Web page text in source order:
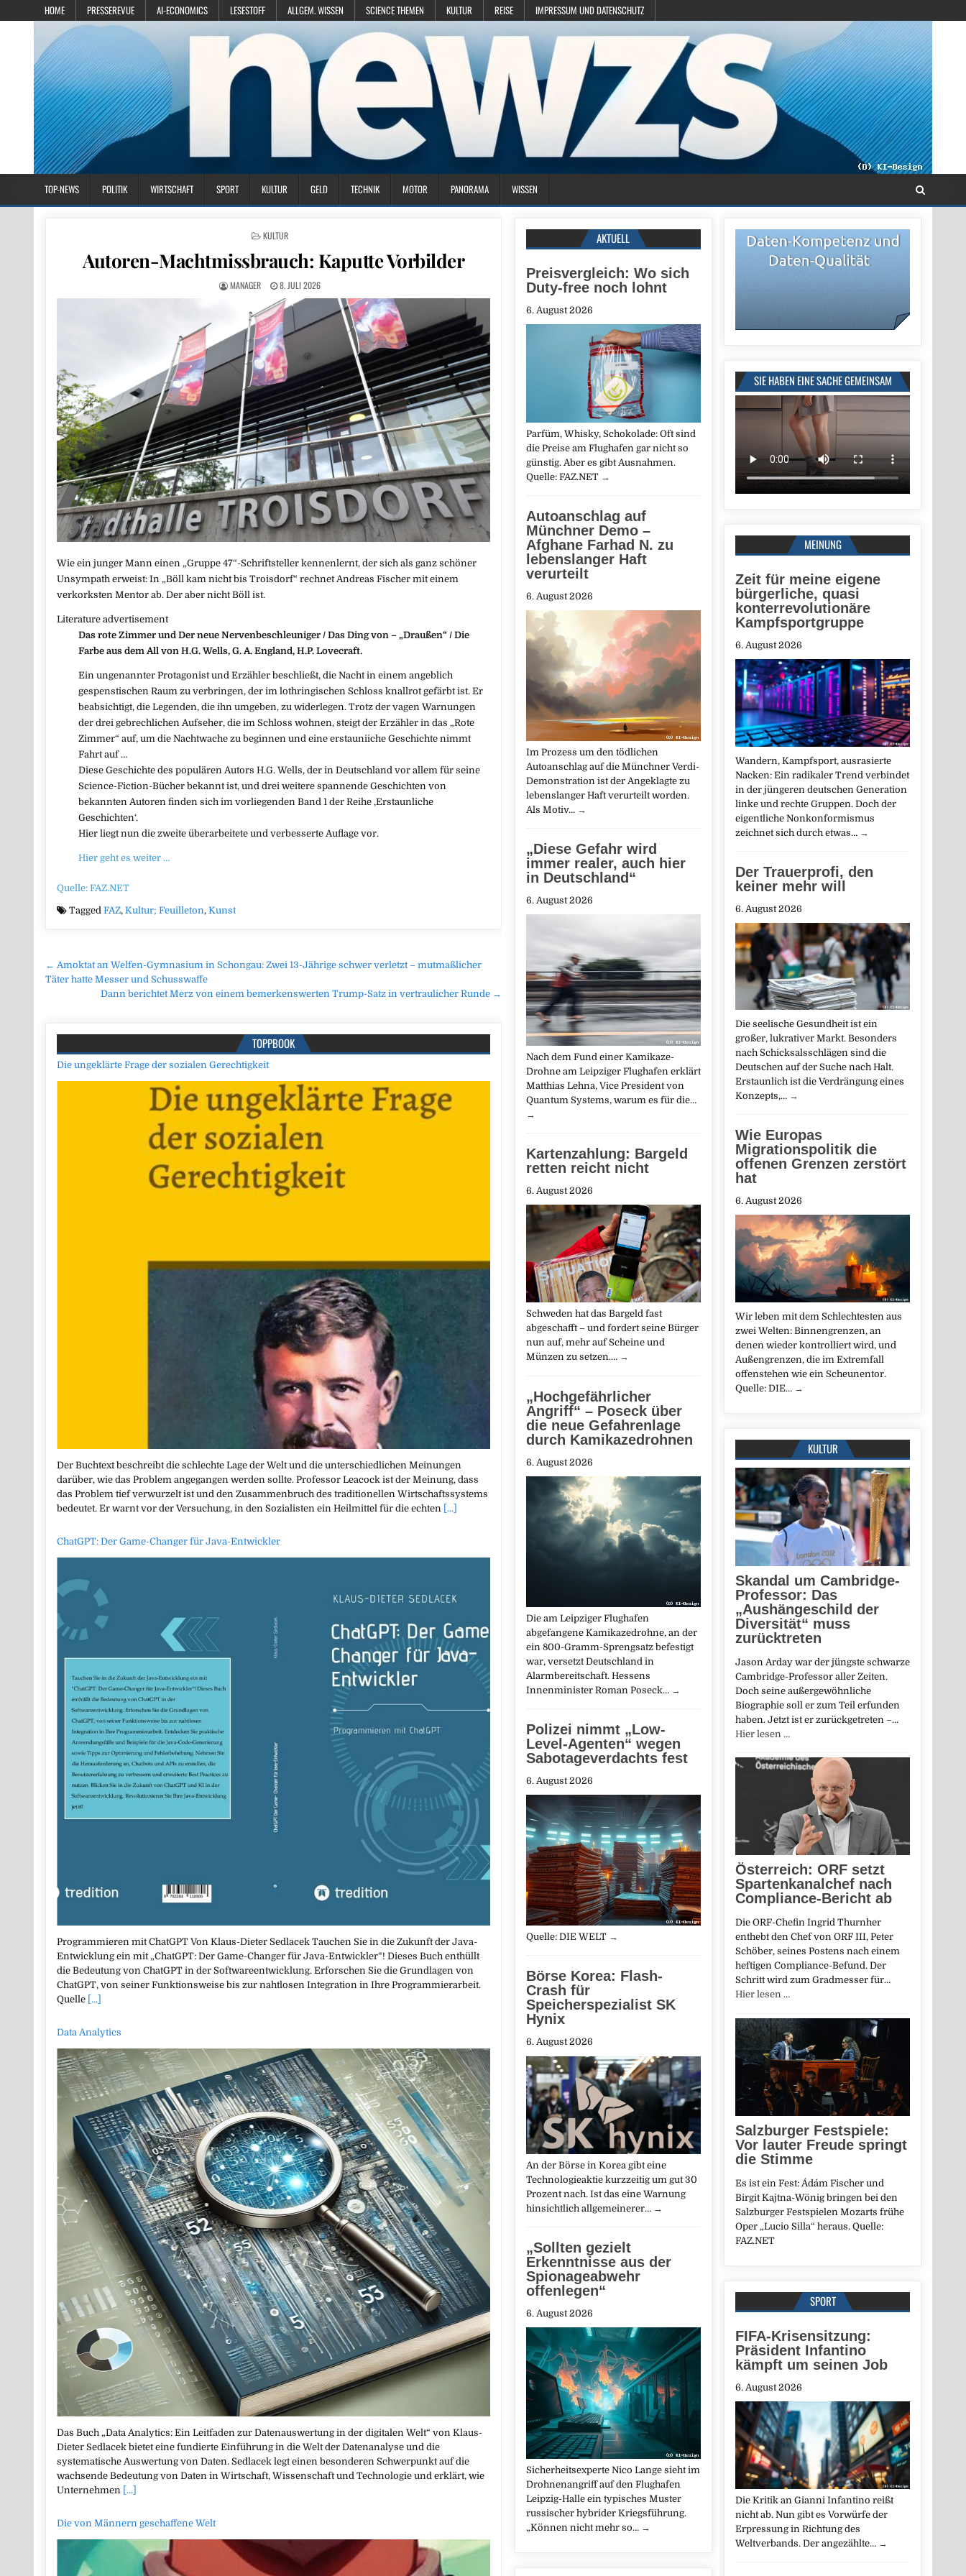
HOME PRESSEREVUE AI-ECONOMICS LESESTOFF ALLGEM. WISSEN SCIENCE THEMEN KULTUR REISE IMPRESSUM UND DATENSCHUTZ
TOP-NEWS POLITIK WIRTSCHAFT SPORT KULTUR GELD TECHNIK MOTOR PANORAMA WISSEN
POSTED IN
KULTUR
Autoren-Machtmissbrauch: Kaputte Vorbilder
MANAGER 8. JULI 2026
Wie ein junger Mann einen „Gruppe 47“-Schriftsteller kennenlernt, der sich als ganz schöner
Unsympath erweist: In „Böll kam nicht bis Troisdorf“ rechnet Andreas Fischer mit einem
verkorksten Mentor ab. Der aber nicht Böll ist.
Literature advertisement
Das rote Zimmer und Der neue Nervenbeschleuniger / Das Ding von – „Draußen“ / Die
Farbe aus dem All von H.G. Wells, G. A. England, H.P. Lovecraft.
Ein ungenannter Protagonist und Erzähler beschließt, die Nacht in einem angeblich
gespenstischen Raum zu verbringen, der im lothringischen Schloss knallrot gefärbt ist. Er
beabsichtigt, die Legenden, die ihn umgeben, zu widerlegen. Trotz der vagen Warnungen
der drei gebrechlichen Aufseher, die im Schloss wohnen, steigt der Erzähler in das „Rote
Zimmer“ auf, um die Nachtwache zu beginnen und eine erstauniiche Geschichte nimmt
Fahrt auf …
Diese Geschichte des populären Autors H.G. Wells, der in Deutschland vor allem für seine
Science-Fiction-Bücher bekannt ist, und drei weitere spannende Geschichten von
bekannten Autoren finden sich im vorliegenden Band 1 der Reihe ‚Erstaunliche
Geschichten‘.
Hier liegt nun die zweite überarbeitete und verbesserte Auflage vor.
Hier geht es weiter …
Quelle: FAZ.NET
TaggedFAZ,Kultur; Feuilleton,Kunst
Beitragsnavigation
← Amoktat an Welfen-Gymnasium in Schongau: Zwei 13-Jährige schwer verletzt – mutmaßlicher
Täter hatte Messer und Schusswaffe
Dann berichtet Merz von einem bemerkenswerten Trump-Satz in vertraulicher Runde →
TOPPBOOK
Die ungeklärte Frage der sozialen Gerechtigkeit
Der Buchtext beschreibt die schlechte Lage der Welt und die unterschiedlichen Meinungen
darüber, wie das Problem angegangen werden sollte. Professor Leacock ist der Meinung, dass
das Problem tief verwurzelt ist und den Zusammenbruch des traditionellen Wirtschaftssystems
bedeutet. Er warnt vor der Versuchung, in den Sozialisten ein Heilmittel für die echten [...]
ChatGPT: Der Game-Changer für Java-Entwickler
Programmieren mit ChatGPT Von Klaus-Dieter Sedlacek Tauchen Sie in die Zukunft der Java-
Entwicklung ein mit „ChatGPT: Der Game-Changer für Java-Entwickler“! Dieses Buch enthüllt
die Bedeutung von ChatGPT in der Softwareentwicklung. Erforschen Sie die Grundlagen von
ChatGPT, von seiner Funktionsweise bis zur nahtlosen Integration in Ihre Programmierarbeit.
Quelle [...]
Data Analytics
Das Buch „Data Analytics: Ein Leitfaden zur Datenauswertung in der digitalen Welt“ von Klaus-
Dieter Sedlacek bietet eine fundierte Einführung in die Welt der Datenanalyse und die
systematische Auswertung von Daten. Sedlacek legt einen besonderen Schwerpunkt auf die
wachsende Bedeutung von Daten in Wirtschaft, Wissenschaft und Technologie und erklärt, wie
Unternehmen [...]
Die von Männern geschaffene Welt
SIE HABEN EINE SACHE GEMEINSAM
MEINUNG
Zeit für meine eigene
bürgerliche, quasi
konterrevolutionäre
Kampfsportgruppe
6. August 2026
Wandern, Kampfsport, ausrasierte
Nacken: Ein radikaler Trend verbindet
in der jüngeren deutschen Generation
linke und rechte Gruppen. Doch der
eigentliche Nonkonformismus
zeichnet sich durch etwas… →
Der Trauerprofi, den
keiner mehr will
6. August 2026
Die seelische Gesundheit ist ein
großer, lukrativer Markt. Besonders
nach Schicksalsschlägen sind die
Deutschen auf der Suche nach Halt.
Erstaunlich ist die Verdrängung eines
Konzepts,… →
Wie Europas
Migrationspolitik die
offenen Grenzen zerstört
hat
6. August 2026
Wir leben mit dem Schlechtesten aus
zwei Welten: Binnengrenzen, an
denen wieder kontrolliert wird, und
Außengrenzen, die im Extremfall
offenstehen wie ein Scheunentor.
Quelle: DIE… →
KULTUR
Skandal um Cambridge-
Professor: Das
„Aushängeschild der
Diversität“ muss
zurücktreten
Jason Arday war der jüngste schwarze
Cambridge-Professor aller Zeiten.
Doch seine außergewöhnliche
Biographie soll er zum Teil erfunden
haben. Jetzt ist er zurückgetreten –…
Hier lesen …
Österreich: ORF setzt
Spartenkanalchef nach
Compliance-Bericht ab
Die ORF-Chefin Ingrid Thurnher
enthebt den Chef von ORF III, Peter
Schöber, seines Postens nach einem
heftigen Compliance-Befund. Der
Schritt wird zum Gradmesser für…
Hier lesen …
Salzburger Festspiele:
Vor lauter Freude springt
die Stimme
Es ist ein Fest: Ádám Fischer und
Birgit Kajtna-Wönig bringen bei den
Salzburger Festspielen Mozarts frühe
Oper „Lucio Silla“ heraus. Quelle:
FAZ.NET
SPORT
FIFA-Krisensitzung:
Präsident Infantino
kämpft um seinen Job
6. August 2026
Die Kritik an Gianni Infantino reißt
nicht ab. Nun gibt es Vorwürfe der
Erpressung in Richtung des
Weltverbands. Der angezählte… →
AKTUELL
Preisvergleich: Wo sich
Duty-free noch lohnt
6. August 2026
Parfüm, Whisky, Schokolade: Oft sind
die Preise am Flughafen gar nicht so
günstig. Aber es gibt Ausnahmen.
Quelle: FAZ.NET →
Autoanschlag auf
Münchner Demo –
Afghane Farhad N. zu
lebenslanger Haft
verurteilt
6. August 2026
Im Prozess um den tödlichen
Autoanschlag auf die Münchner Verdi-
Demonstration ist der Angeklagte zu
lebenslanger Haft verurteilt worden.
Als Motiv… →
„Diese Gefahr wird
immer realer, auch hier
in Deutschland“
6. August 2026
Nach dem Fund einer Kamikaze-
Drohne am Leipziger Flughafen erklärt
Matthias Lehna, Vice President von
Quantum Systems, warum es für die…
→
Kartenzahlung: Bargeld
retten reicht nicht
6. August 2026
Schweden hat das Bargeld fast
abgeschafft – und fordert seine Bürger
nun auf, mehr auf Scheine und
Münzen zu setzen.… →
„Hochgefährlicher
Angriff“ – Poseck über
die neue Gefahrenlage
durch Kamikazedrohnen
6. August 2026
Die am Leipziger Flughafen
abgefangene Kamikazedrohne, an der
ein 800-Gramm-Sprengsatz befestigt
war, versetzt Deutschland in
Alarmbereitschaft. Hessens
Innenminister Roman Poseck… →
Polizei nimmt „Low-
Level-Agenten“ wegen
Sabotageverdachts fest
6. August 2026
Quelle: DIE WELT →
Börse Korea: Flash-
Crash für
Speicherspezialist SK
Hynix
6. August 2026
An der Börse in Korea gibt eine
Technologieaktie kurzzeitig um gut 30
Prozent nach. Ist das eine Warnung
hinsichtlich allgemeinerer… →
„Sollten gezielt
Erkenntnisse aus der
Spionageabwehr
offenlegen“
6. August 2026
Sicherheitsexperte Nico Lange sieht im
Drohnenangriff auf den Flughafen
Leipzig-Halle ein typisches Muster
russischer hybrider Kriegsführung.
„Können nicht mehr so… →